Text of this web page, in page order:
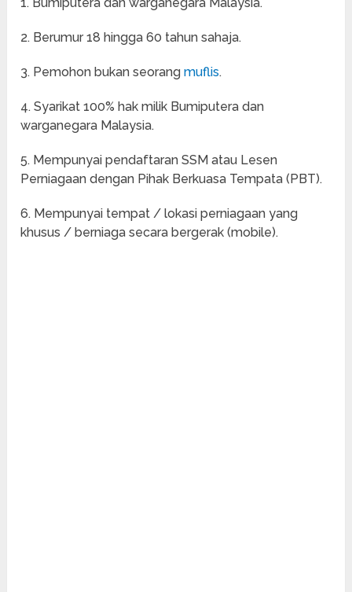
2. Berumur 18 hingga 60 tahun sahaja.
3. Pemohon bukan seorangmuflis.
4. Syarikat 100% hak milik Bumiputera dan
warganegara Malaysia.
5. Mempunyai pendaftaran SSM atau Lesen
Perniagaan dengan Pihak Berkuasa Tempata (PBT).
6. Mempunyai tempat / lokasi perniagaan yang
khusus / berniaga secara bergerak (mobile).